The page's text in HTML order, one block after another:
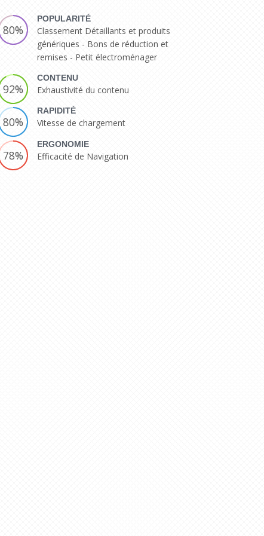
80%
POPULARITÉ
Classement Détaillants et produits
génériques - Bons de réduction et
remises - Petit électroménager
92%
CONTENU
Exhaustivité du contenu
80%
RAPIDITÉ
Vitesse de chargement
78%
ERGONOMIE
Efficacité de Navigation